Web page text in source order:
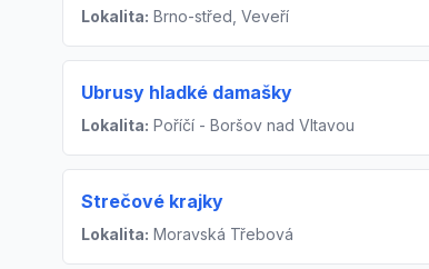
Lokalita: Brno-střed, Veveří
Ubrusy hladké damašky
Lokalita: Poříčí - Boršov nad Vltavou
Strečové krajky
Lokalita: Moravská Třebová